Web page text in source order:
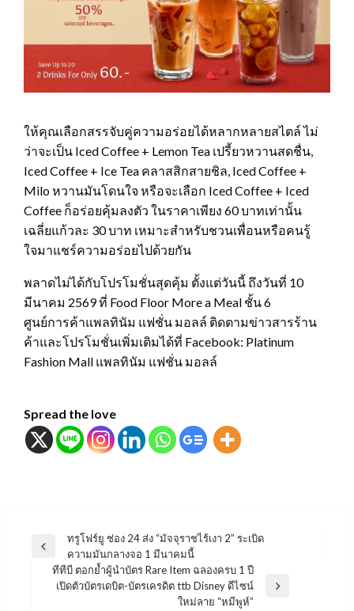
ให้คุณเลือกสรรจับคู่ความอร่อยได้หลากหลายสไตล์ ไม่
ว่าจะเป็น Iced Coffee + Lemon Tea เปรี้ยวหวานสดชื่น,
Iced Coffee + Ice Tea คลาสสิกสายชิล, Iced Coffee +
Milo หวานมันโดนใจ หรือจะเลือก Iced Coffee + Iced
Coffee ก็อร่อยคุ้มลงตัว ในราคาเพียง 60 บาทเท่านั้น
เฉลี่ยแก้วละ 30 บาท เหมาะสำหรับชวนเพื่อนหรือคนรู้
ใจมาแชร์ความอร่อยไปด้วยกัน
พลาดไม่ได้กับโปรโมชั่นสุดคุ้ม ตั้งแต่วันนี้ ถึงวันที่ 10
มีนาคม 2569 ที่ Food Floor More a Meal ชั้น 6
ศูนย์การค้าแพลทินัม แฟชั่น มอลล์ ติดตามข่าวสารร้าน
ค้าและโปรโมชั่นเพิ่มเติมได้ที่ Facebook: Platinum
Fashion Mall แพลทินัม แฟชั่น มอลล์
Spread the love
แนะแนว
เรื่อง
Previous
ทรูโฟร์ยู ช่อง 24 ส่ง “มัจจุราชไร้เงา 2” ระเบิด
ความมันกลางจอ 1 มีนาคมนี้
Next
ทีทีบี ตอกย้ำผู้นำบัตร Rare Item ฉลองครบ 1 ปี
เปิดตัวบัตรเดบิต-บัตรเครดิต ttb Disney ดีไซน์
ใหม่ลาย “หมีพูห์”